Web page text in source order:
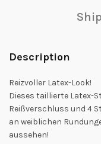
Description
Reizvoller Latex-Look!
Dieses taillierte Latex-
Reißverschluss und 4
an weiblichen
aussehen!